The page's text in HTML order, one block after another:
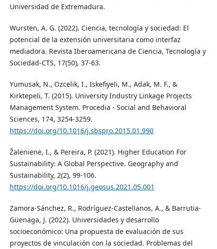
Universidad de Extremadura.
Wursten, A. G. (2022). Ciencia, tecnología y sociedad: El
potencial de la extensión universitaria como interfaz
mediadora. Revista Iberoamericana de Ciencia, Tecnología y
Sociedad-CTS, 17(50), 37-63.
Yumusak, N., Ozcelik, I., Iskefiyeli, M., Adak, M. F., &
Kırktepeli, T. (2015). University Industry Linkage Projects
Management System. Procedia - Social and Behavioral
Sciences, 174, 3254-3259.
https://doi.org/10.1016/j.sbspro.2015.01.990
Žalėnienė, I., & Pereira, P. (2021). Higher Education For
Sustainability: A Global Perspective. Geography and
Sustainability, 2(2), 99-106.
https://doi.org/10.1016/j.geosus.2021.05.001
Zamora-Sánchez, R., Rodríguez-Castellanos, A., & Barrutia-
Güenaga, J. (2022). Universidades y desarrollo
socioeconómico: Una propuesta de evaluación de sus
proyectos de vinculación con la sociedad. Problemas del